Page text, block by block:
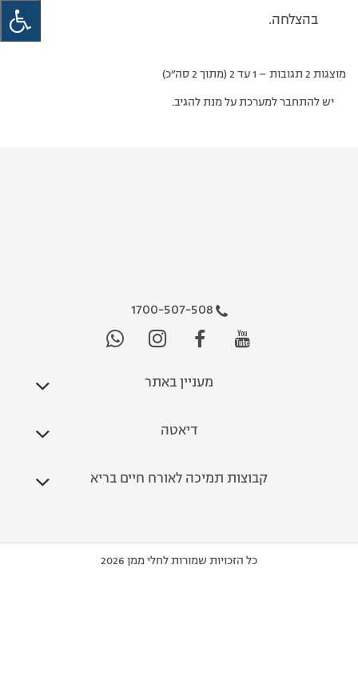
בהצלחה.
מוצגות 2 תגובות – 1 עד 2 (מתוך 2 סה״כ)
יש להתחבר למערכת על מנת להגיב.
1700-507-508
מעניין באתר
דיאטה
קבוצות תמיכה לאורח חיים בריא
כל הזכויות שמורות לחלי ממן 2026